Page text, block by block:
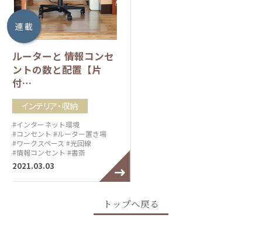
連 載
ルーターと 情報コンセ
ントの数と配置【片
付…
インテリア・収納
#インターネット環境
#コンセント #ルーター置き場
#ワークスペース #光回線
#情報コンセント #書斎
2021.03.03
トップへ戻る